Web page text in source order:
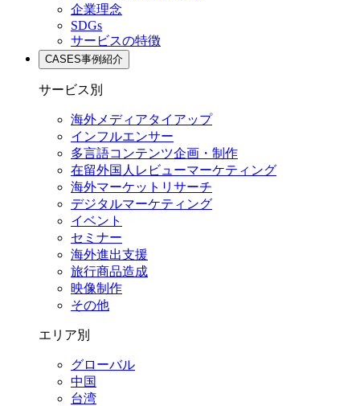
企業理念
SDGs
サービスの特徴
CASES事例紹介
サービス別
海外メディアタイアップ
インフルエンサー
多言語コンテンツ企画・制作
在留外国⼈レビューマーケティング
海外マーケットリサーチ
デジタルマーケティング
イベント
セミナー
海外進出支援
旅行商品造成
映像制作
その他
エリア別
グローバル
中国
台湾